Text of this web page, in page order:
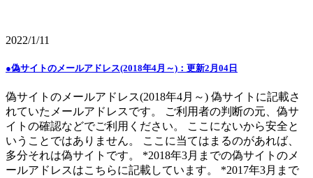
2022/1/11
●偽サイトのメールアドレス(2018年4月～)：更新2月04日
偽サイトのメールアドレス(2018年4月～) 偽サイトに記載さ
れていたメールアドレスです。 ご利用者の判断の元、偽サ
イトの確認などでご利用ください。 ここにないから安全と
いうことではありません。 ここに当てはまるのがあれば、
多分それは偽サイトです。 *2018年3月までの偽サイトのメ
ールアドレスはこちらに記載しています。 *2017年3月まで